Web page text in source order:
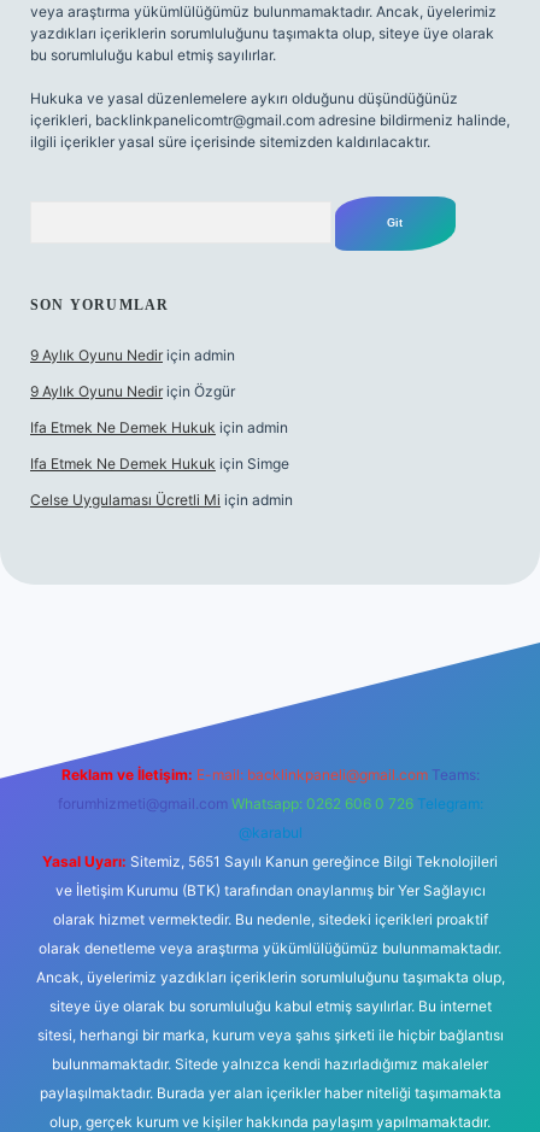
veya araştırma yükümlülüğümüz bulunmamaktadır. Ancak, üyelerimiz
yazdıkları içeriklerin sorumluluğunu taşımakta olup, siteye üye olarak
bu sorumluluğu kabul etmiş sayılırlar.
Hukuka ve yasal düzenlemelere aykırı olduğunu düşündüğünüz
içerikleri, backlinkpanelicomtr@gmail.com adresine bildirmeniz halinde,
ilgili içerikler yasal süre içerisinde sitemizden kaldırılacaktır.
SON YORUMLAR
9 Aylık Oyunu Nedir için admin
9 Aylık Oyunu Nedir için Özgür
Ifa Etmek Ne Demek Hukuk için admin
Ifa Etmek Ne Demek Hukuk için Simge
Celse Uygulaması Ücretli Mi için admin
Reklam ve İletişim: E-mail: backlinkpaneli@gmail.com Teams:
forumhizmeti@gmail.com Whatsapp: 0262 606 0 726 Telegram:
@karabul
Yasal Uyarı: Sitemiz, 5651 Sayılı Kanun gereğince Bilgi Teknolojileri
ve İletişim Kurumu (BTK) tarafından onaylanmış bir Yer Sağlayıcı
olarak hizmet vermektedir. Bu nedenle, sitedeki içerikleri proaktif
olarak denetleme veya araştırma yükümlülüğümüz bulunmamaktadır.
Ancak, üyelerimiz yazdıkları içeriklerin sorumluluğunu taşımakta olup,
siteye üye olarak bu sorumluluğu kabul etmiş sayılırlar. Bu internet
sitesi, herhangi bir marka, kurum veya şahıs şirketi ile hiçbir bağlantısı
bulunmamaktadır. Sitede yalnızca kendi hazırladığımız makaleler
paylaşılmaktadır. Burada yer alan içerikler haber niteliği taşımamakta
olup, gerçek kurum ve kişiler hakkında paylaşım yapılmamaktadır.